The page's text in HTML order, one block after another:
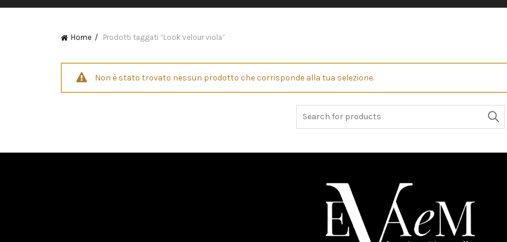
Home Prodotti taggati “Look velour viola”
Non è stato trovato nessun prodotto che corrisponde alla tua selezione.